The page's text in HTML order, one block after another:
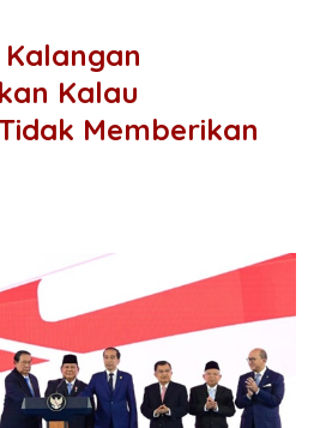
Kalangan
Kalau
Memberikan